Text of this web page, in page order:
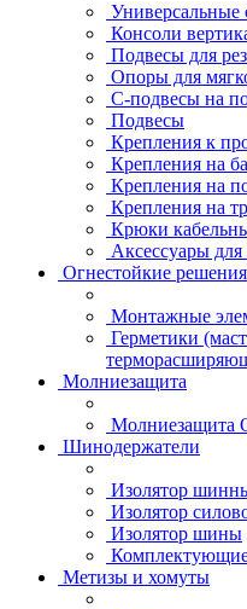
Универсальные
Консоли
Подвесы для
Опоры для
С-подвесы на
Подвесы
Крепления к
Крепления на
Крепления на
Крепления на
Крюки
Аксессуары
Огнестойкие решения
Монтажные
Герметики
Молниезащита
Молниезащита
Шинодержатели
Изолятор
Изолятор
Изолятор шины
Метизы и хомуты